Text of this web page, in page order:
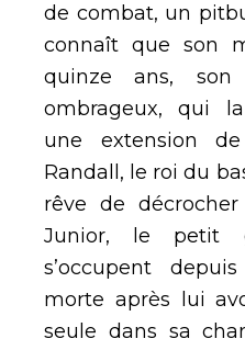
de combat, un
connaît que son
quinze ans, son
ombrageux, qui
une extension
Randall, le roi du
rêve de
Junior, le petit
s’occupent
morte après lui
seule dans sa